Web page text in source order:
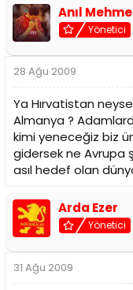
Anıl
Yönetici
28 Ağu 2009
Ya Hırvatistan
Almanya ?
kimi yeneceğiz biz
gidersek ne Avrupa
asıl hedef olan
Arda Ezer
Yönetici
31 Ağu 2009